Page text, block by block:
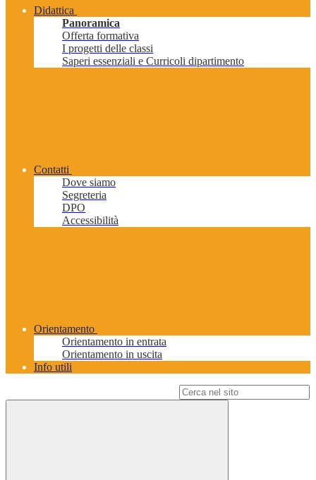
Didattica
Panoramica
Offerta formativa
I progetti delle classi
Saperi essenziali e Curricoli dipartimento
Contatti
Dove siamo
Segreteria
DPO
Accessibilità
Orientamento
Orientamento in entrata
Orientamento in uscita
Info utili